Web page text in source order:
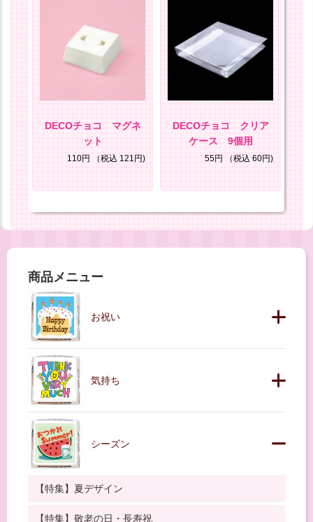
DECOチョコ マグネ
ット
110円 （税込 121円)
DECOチョコ クリア
ケース 9個用
55円 （税込 60円)
商品メニュー
お祝い
気持ち
シーズン
【特集】夏デザイン
【特集】敬老の日・長寿祝